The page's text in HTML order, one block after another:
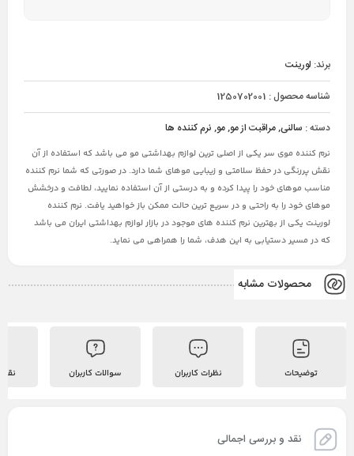
برند: لورینت
شناسه محصول : 1250702001
دسته : سالنی,مراقبت از مو,مو, نرم کننده ها
نرم کننده موی سر یکی از اصلی ترین لوازم بهداشتی مو می باشد که استفاده از آن
نقش پررنگی در حفظ سلامتی و زیبایی موهای شما دارد. در صورتی که شما نرم کننده
مناسب موهای خود را پیدا کرده و به درستی از آن استفاده نمایید، لطافت و درخشش
موهای خود را به راحتی و در سریع ترین حالت ممکن باز خواهید یافت. نرم کننده
لورینت یکی از بهترین نرم کننده های موجود در بازار لوازم بهداشتی ایران می باشد
که در مسیر دستیابی به این هدف، شما را همراهی می نماید.
محصولات مشابه
توضیحات نظرات کاربران سوالات کاربران
نقد و بررسی اجمالی